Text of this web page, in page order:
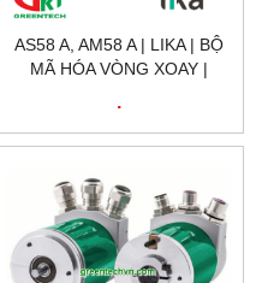
AS58 A, AM58 A | LIKA | BỘ
MÃ HÓA VÒNG XOAY |
.